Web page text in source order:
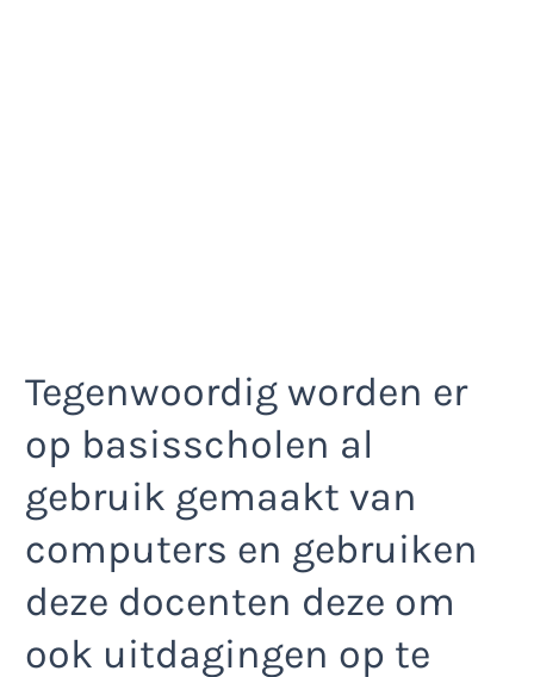
Tegenwoordig worden er
op basisscholen al
gebruik gemaakt van
computers en gebruiken
deze docenten deze om
ook uitdagingen op te